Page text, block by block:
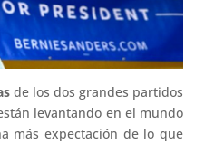
de los dos grandes partidos
levantando en el mundo
más expectación de lo que